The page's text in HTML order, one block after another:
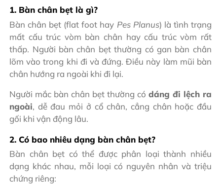
1. Bàn chân bẹt là gì?
Bàn chân bẹt (flat foot hay Pes Planus) là tình trạng
mất cấu trúc vòm bàn chân hay cấu trúc vòm rất
thấp. Người bàn chân bẹt thường có gan bàn chân
lõm vào trong khi đi và đứng. Điều này làm mũi bàn
chân hướng ra ngoài khi đi lại.
Người mắc bàn chân bẹt thường có dáng đi lệch ra
ngoài, dễ đau mỏi ở cổ chân, cẳng chân hoặc đầu
gối khi vận động lâu.
2. Có bao nhiêu dạng bàn chân bẹt?
Bàn chân bẹt có thể được phân loại thành nhiều
dạng khác nhau, mỗi loại có nguyên nhân và triệu
chứng riêng: